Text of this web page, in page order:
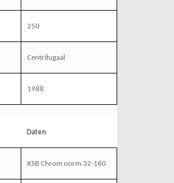
250
Centrifugaal
1988
Daten
KSB Chrom norm 32-160